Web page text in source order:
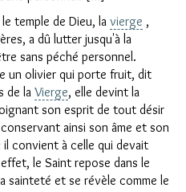
temple de Dieu, la vierge ,
a dû lutter jusqu'à la
sans péché personnel.
un olivier qui porte fruit, dit
de la Vierge, elle devint la
son esprit de tout désir
ainsi son âme et son
convient à celle qui devait
le Saint repose dans le
sainteté et se révèle comme le